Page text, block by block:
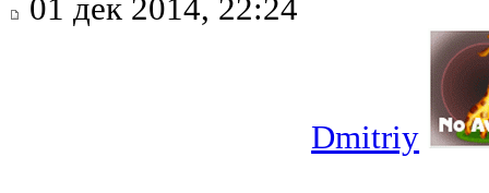
01 дек 2014, 22:24
Dmitriy